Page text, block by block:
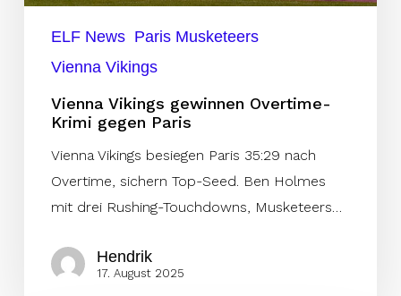
ELF News Paris Musketeers
Vienna Vikings
Vienna Vikings gewinnen Overtime-
Krimi gegen Paris
Vienna Vikings besiegen Paris 35:29 nach
Overtime, sichern Top-Seed. Ben Holmes
mit drei Rushing-Touchdowns, Musketeers…
Hendrik
17. August 2025